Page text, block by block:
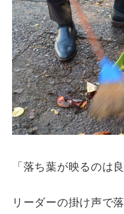
「落ち葉が映るのは
リーダーの掛け声で